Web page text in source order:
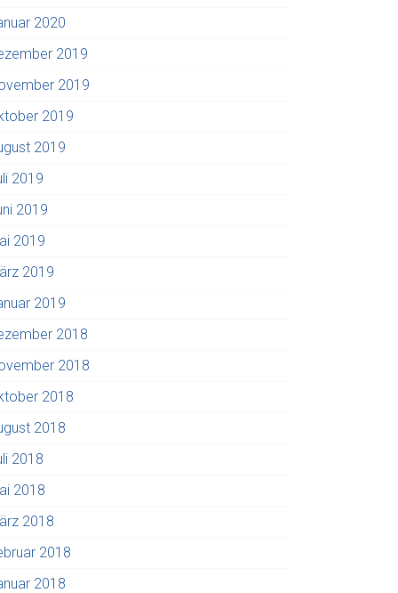
2020
2019
2019
2019
2019
2019
2019
2019
2019
2019
2018
2018
2018
2018
2018
2018
2018
2018
2018